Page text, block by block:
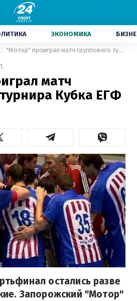
ЭКОНОМИКА
"Мотор" проиграл матч группового турнира Кубка ЕГФ "Татрану"
1
матч
Кубка ЕГФ
остались разве
Запорожский "Мотор"